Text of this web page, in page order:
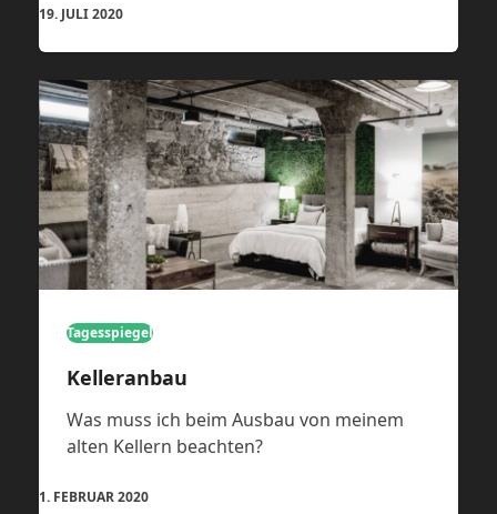
19. JULI 2020
Tagesspiegel
Kelleranbau
Was muss ich beim Ausbau von meinem
alten Kellern beachten?
1. FEBRUAR 2020